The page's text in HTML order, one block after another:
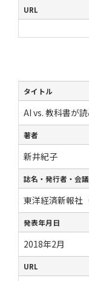
URL
タイトル
AI vs. 教科書が
著者
新井紀子
誌名・発行者・会
東洋経済新報社
発表年月日
2018年2月
URL